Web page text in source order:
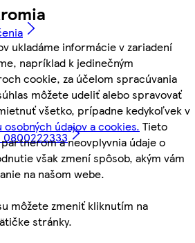
ukladáme informácie v zariadení
napríklad k jedinečným
cookie, za účelom spracúvania
môžete udeliť alebo spravovať
všetko, prípadne kedykoľvek v
údajov a cookies. Tieto
a neovplyvnia údaje o
však zmení spôsob, akým vám
na našom webe.
môžete zmeniť kliknutím na
stránky.
0800222333